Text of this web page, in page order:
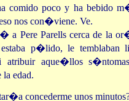
comido poco y ha bebido
nos con�viene. Ve.
a Pere Parells cerca de la
p�lido, le temblaban
atribuir aque�llos
edad.
concederme unos